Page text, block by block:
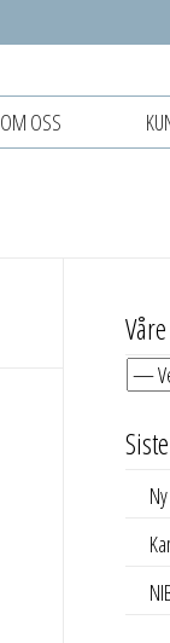
OM OSS